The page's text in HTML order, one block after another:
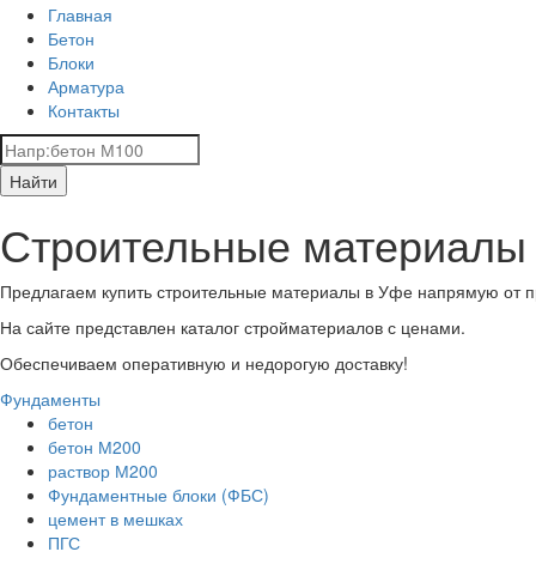
Главная
Бетон
Блоки
Арматура
Контакты
Найти
Строительные
Предлагаем купить строительные материалы в Уфе напрямую от
На сайте представлен каталог стройматериалов с ценами.
Обеспечиваем оперативную и недорогую доставку!
Фундаменты
бетон
бетон М200
раствор М200
Фундаментные блоки (ФБС)
цемент в мешках
ПГС